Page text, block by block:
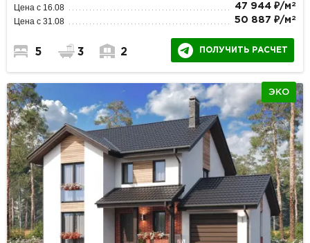
Цена с 16.08 47 944 ₽/м 2
Цена с 31.08 50 887 ₽/м 2
5 3 2 ПОЛУЧИТЬ РАСЧЕТ
ЭКО